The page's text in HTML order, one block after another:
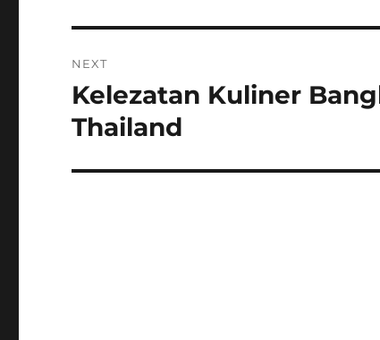
NEXT
Next
post:
Kelezatan Kuliner
Thailand